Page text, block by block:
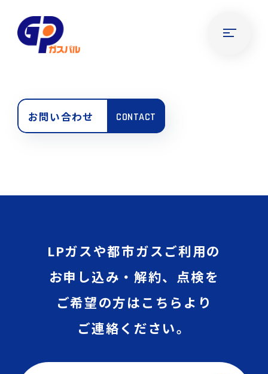
お問い合わせ CONTACT
LPガスや都市ガスご利用の
お申し込み・解約、点検を
ご希望の方はこちらより
ご連絡ください。